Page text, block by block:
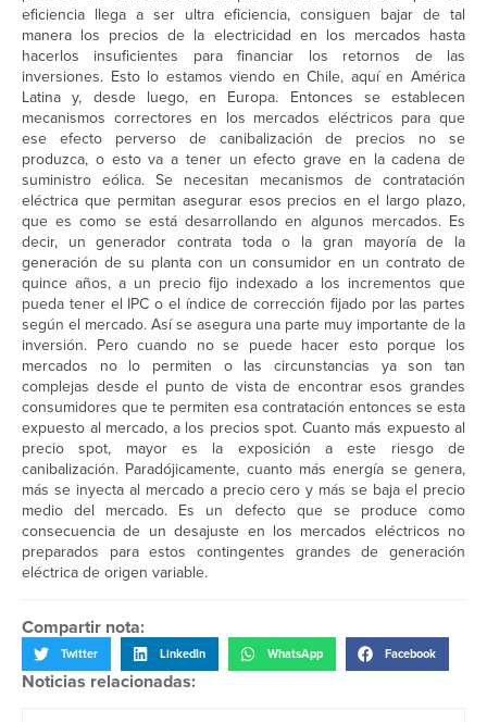
eficiencia llega a ser ultra eficiencia, consiguen bajar de tal
manera los precios de la electricidad en los mercados hasta
hacerlos insuficientes para financiar los retornos de las
inversiones. Esto lo estamos viendo en Chile, aquí en América
Latina y, desde luego, en Europa. Entonces se establecen
mecanismos correctores en los mercados eléctricos para que
ese efecto perverso de canibalización de precios no se
produzca, o esto va a tener un efecto grave en la cadena de
suministro eólica. Se necesitan mecanismos de contratación
eléctrica que permitan asegurar esos precios en el largo plazo,
que es como se está desarrollando en algunos mercados. Es
decir, un generador contrata toda o la gran mayoría de la
generación de su planta con un consumidor en un contrato de
quince años, a un precio fijo indexado a los incrementos que
pueda tener el IPC o el índice de corrección fijado por las partes
según el mercado. Así se asegura una parte muy importante de la
inversión. Pero cuando no se puede hacer esto porque los
mercados no lo permiten o las circunstancias ya son tan
complejas desde el punto de vista de encontrar esos grandes
consumidores que te permiten esa contratación entonces se esta
expuesto al mercado, a los precios spot. Cuanto más expuesto al
precio spot, mayor es la exposición a este riesgo de
canibalización. Paradójicamente, cuanto más energía se genera,
más se inyecta al mercado a precio cero y más se baja el precio
medio del mercado. Es un defecto que se produce como
consecuencia de un desajuste en los mercados eléctricos no
preparados para estos contingentes grandes de generación
eléctrica de origen variable.
Compartir nota:
Twitter LinkedIn WhatsApp Facebook
Noticias relacionadas: